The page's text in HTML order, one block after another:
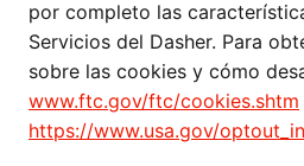
por completo las
Servicios del Dasher. Para
sobre las cookies y cómo
www.ftc.gov/ftc/cookies.shtm
https://www.usa.gov/